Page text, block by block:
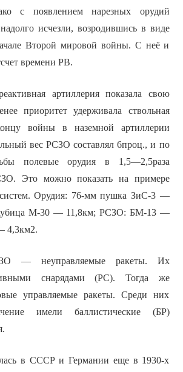
с появлением нарезных орудий
исчезли, возродившись в виде
Второй мировой войны. С неё и
времени РВ.
артиллерия показала свою
приоритет удерживала ствольная
войны в наземной артиллерии
вес РСЗО составлял 6проц., и по
полевые орудия в 1,5—2,5раза
Это можно показать на примере
Орудия: 76-мм пушка ЗиС-3 —
М-30 — 11,8км; РСЗО: БМ-13 —
4,3км2.
— неуправляемые ракеты. Их
снарядами (РС). Тогда же
управляемые ракеты. Среди них
имели баллистические (БР)
в СССР и Германии еще в 1930-х